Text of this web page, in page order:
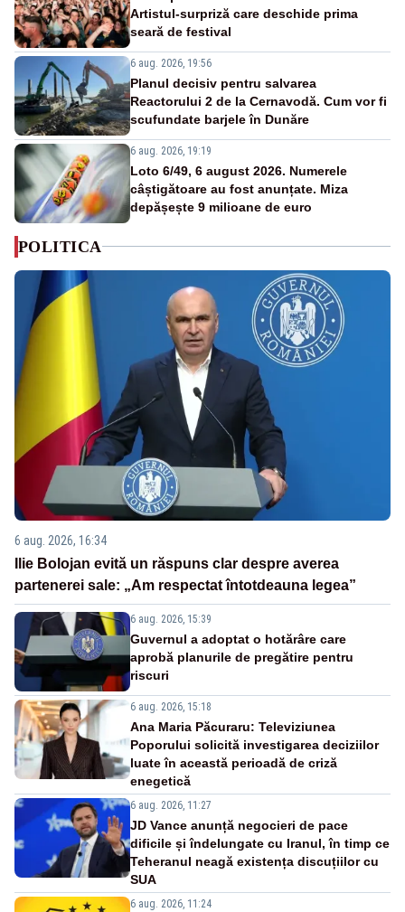
Artistul-surpriză care deschide prima
seară de festival
6 aug. 2026, 19:56
Planul decisiv pentru salvarea
Reactorului 2 de la Cernavodă. Cum vor fi
scufundate barjele în Dunăre
6 aug. 2026, 19:19
Loto 6/49, 6 august 2026. Numerele
câștigătoare au fost anunțate. Miza
depășește 9 milioane de euro
POLITICA
6 aug. 2026, 16:34
Ilie Bolojan evită un răspuns clar despre averea
partenerei sale: „Am respectat întotdeauna legea”
6 aug. 2026, 15:39
Guvernul a adoptat o hotărâre care
aprobă planurile de pregătire pentru
riscuri
6 aug. 2026, 15:18
Ana Maria Păcuraru: Televiziunea
Poporului solicită investigarea deciziilor
luate în această perioadă de criză
enegetică
6 aug. 2026, 11:27
JD Vance anunță negocieri de pace
dificile și îndelungate cu Iranul, în timp ce
Teheranul neagă existența discuțiilor cu
SUA
6 aug. 2026, 11:24